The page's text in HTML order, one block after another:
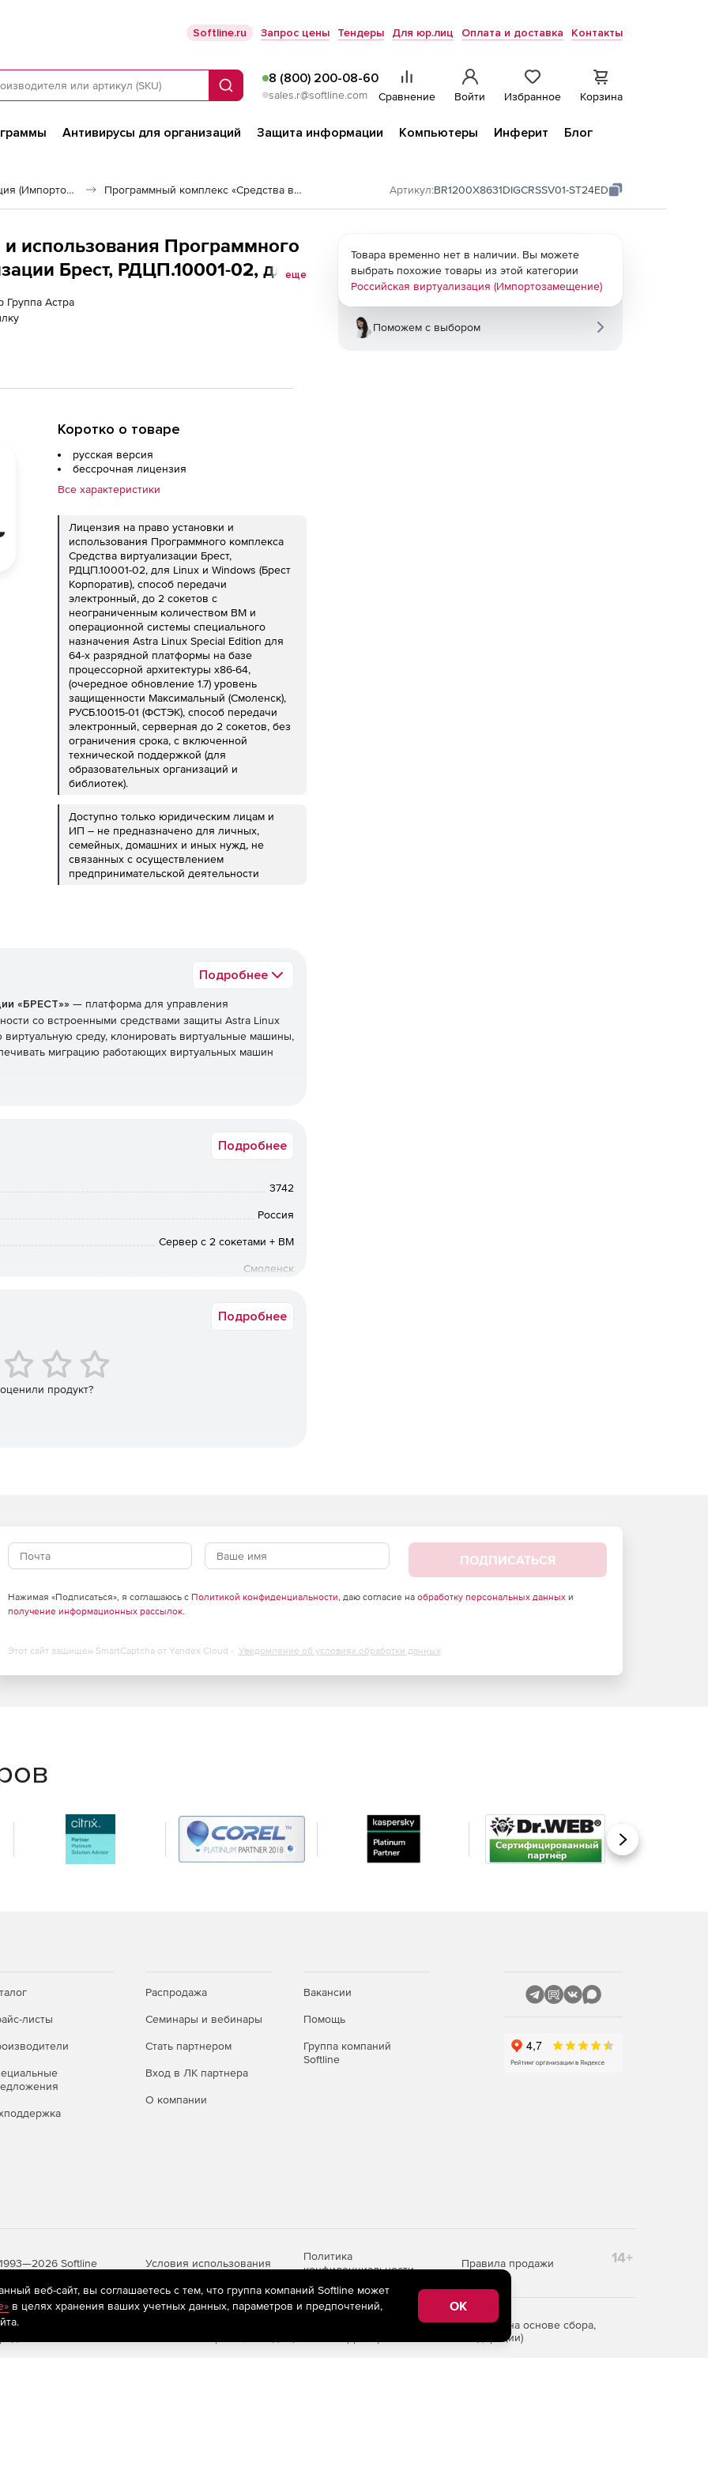
Softline.ru Запрос цены Тендеры Для юр.лиц Оплата и доставка Контакты
Поиск
8 (800) 200-08-60
sales.r@softline.com Сравнение Войти Избранное Корзина
Антивирусы для организаций Защита информации Компьютеры Инферит
Блог
Российская виртуализация (Импортозамещение) Программный комплекс «Средства виртуализации «БРЕСТ»» Артикул:BR1200Х8631DIGCRSSV01-ST24ED
использования Программного
Брест, РДЦП.10001-02, для
способ передачи
количеством ВМ
платформы на базе
64,(очередное обновление 1.7)
передачи электронный,
еще
Группа Астра
Коротко о товаре
русская версия
бессрочная лицензия
Все характеристики
Лицензия на право установки и
использования Программного комплекса
Средства виртуализации Брест,
РДЦП.10001-02, для Linux и Windows (Брест
Корпоратив), способ передачи
электронный, до 2 сокетов с
неограниченным количеством ВМ и
операционной системы специального
назначения Astra Linux Special Edition для
64-х разрядной платформы на базе
процессорной архитектуры x86-64,
(очередное обновление 1.7) уровень
защищенности Максимальный (Смоленск),
РУСБ.10015-01 (ФСТЭК), способ передачи
электронный, серверная до 2 сокетов, без
ограничения срока, с включенной
технической поддержкой (для
образовательных организаций и
библиотек).
Доступно только юридическим лицам и
ИП – не предназначено для личных,
семейных, домашних и иных нужд, не
связанных с осуществлением
предпринимательской деятельности
Подробнее
«БРЕСТ»» — платформа для управления
со встроенными средствами защиты Astra Linux
среду, клонировать виртуальные машины,
миграцию работающих виртуальных машин
и рабочих мест архитектуры х86-64.
и создания распределённых ЦОД с
ресурсов виртуальной инфраструктуры, а также
инфраструктуры.
узлы (Distributed Resource Scheduler - DRS).
изменений в образы их дисков.
Подробнее
3742
Россия
Сервер с 2 сокетами + ВМ
Смоленск
Подробнее
продукт?
Товара временно нет в наличии. Вы можете
выбрать похожие товары из этой категории
Российская виртуализация (Импортозамещение)
Поможем с выбором
ПОДПИСАТЬСЯ
Нажимая «Подписаться», я соглашаюсь с Политикой конфиденциальности, даю согласие на обработку персональных данныхи
получение информационных рассылок.
Этот сайт защищен SmartCaptcha от Yandex Cloud - Уведомление об условиях обработки данных
Вперед
листы
Распродажа
Семинары и вебинары
Стать партнером
Вход в ЛК партнера
О компании
Вакансии
Помощь
Группа компаний
Softline
Softline Условия использования
Политика
конфиденциальности
Правила продажи 14+
(информационные технологии предоставления информации на основе сбора,
пользователей сети «Интернет», находящихся на территории Российской Федерации)
веб-сайт, вы соглашаетесь с тем, что группа компаний Softline может
в целях хранения ваших учетных данных, параметров и предпочтений,
OK